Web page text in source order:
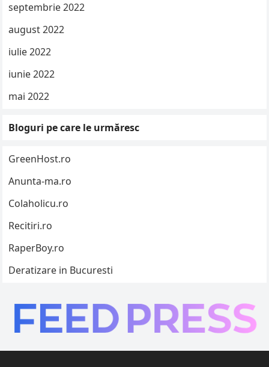
septembrie 2022
august 2022
iulie 2022
iunie 2022
mai 2022
Bloguri pe care le urmăresc
GreenHost.ro
Anunta-ma.ro
Colaholicu.ro
Recitiri.ro
RaperBoy.ro
Deratizare in Bucuresti